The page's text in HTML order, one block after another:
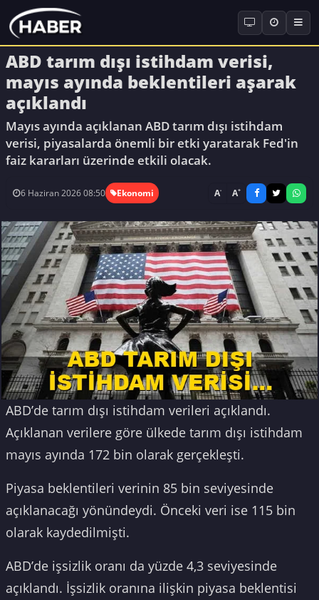
ABD tarım dışı istihdam verisi,
mayıs ayında beklentileri aşarak
açıklandı
Mayıs ayında açıklanan ABD tarım dışı istihdam
verisi, piyasalarda önemli bir etki yaratarak Fed'in
faiz kararları üzerinde etkili olacak.
6 Haziran 2026 08:50 Ekonomi A- A+
ABD’de tarım dışı istihdam verileri açıklandı.
Açıklanan verilere göre ülkede tarım dışı istihdam
mayıs ayında 172 bin olarak gerçekleşti.
Piyasa beklentileri verinin 85 bin seviyesinde
açıklanacağı yönündeydi. Önceki veri ise 115 bin
olarak kaydedilmişti.
ABD’de işsizlik oranı da yüzde 4,3 seviyesinde
açıklandı. İşsizlik oranına ilişkin piyasa beklentisi